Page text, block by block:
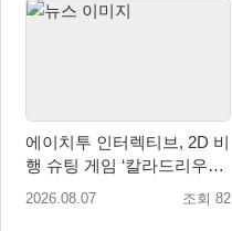
에이치투 인터렉티브, 2D 비
행 슈팅 게임 ‘칼라드리우스
2/다크 엘레멘트’ 올 겨울 전
2026.08.07 조회 82